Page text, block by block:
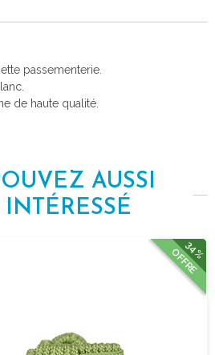
passementerie.
de haute qualité.
AUSSI
INTÉRESSÉ
34%
OFFRE